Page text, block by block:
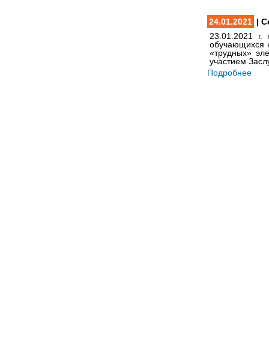
24.01.2021 |
23.01.2021
обучающихся
«трудных»
участием
Подробнее